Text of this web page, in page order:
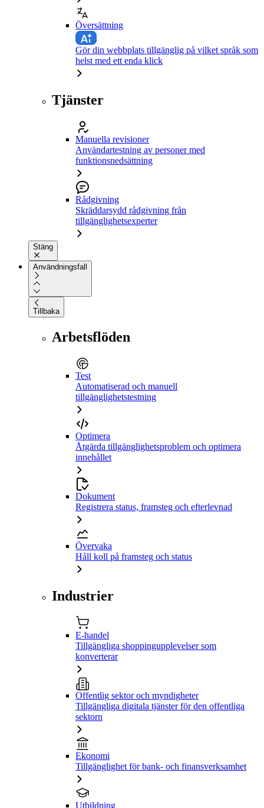
Översättning
Gör din webbplats tillgänglig på vilket språk som
helst med ett enda klick
Tjänster
Manuella revisioner
Användartestning av personer med
funktionsnedsättning
Rådgivning
Skräddarsydd rådgivning från
tillgänglighetsexperter
Stäng
Användningsfall
Tillbaka
Arbetsflöden
Test
Automatiserad och manuell
tillgänglighetstestning
Optimera
Åtgärda tillgänglighetsproblem och optimera
innehållet
Dokument
Registrera status, framsteg och efterlevnad
Övervaka
Håll koll på framsteg och status
Industrier
E-handel
Tillgängliga shoppingupplevelser som
konverterar
Offentlig sektor och myndigheter
Tillgängliga digitala tjänster för den offentliga
sektorn
Ekonomi
Tillgänglighet för bank- och finansverksamhet
Utbildning